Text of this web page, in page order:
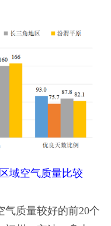
域空气质量比较
质量较好的前20个